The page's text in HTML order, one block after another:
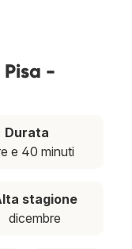
-
Durata
e 40 minuti
stagione
dicembre